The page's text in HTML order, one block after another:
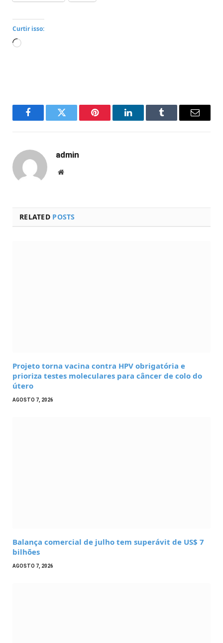
Curtir isso:
Carregando...
FacebookTwitter Pinterest LinkedInTumblr Email
admin
Website
RELATED POSTS
Projeto torna vacina contra HPV obrigatória e
prioriza testes moleculares para câncer de colo do
útero
AGOSTO 7, 2026
Balança comercial de julho tem superávit de US$ 7
bilhões
AGOSTO 7, 2026